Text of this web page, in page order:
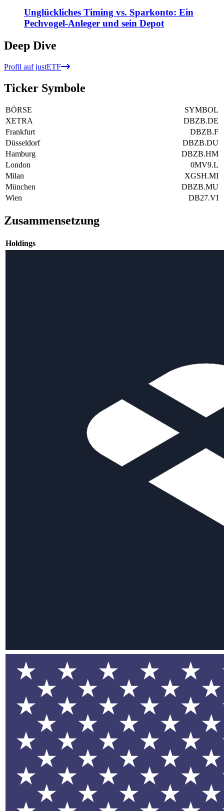
Unglückliches Timing vs. Sparkonto: Ein
Pechvogel-Anleger und sein Depot
Deep Dive
Profil auf justETF
Ticker Symbole
BÖRSE
SYMBOL
XETRA
DBZB.DE
Frankfurt
DBZB.F
Düsseldorf
DBZB.DU
Hamburg
DBZB.HM
London
0MV9.L
Milan
XGSH.MI
München
DBZB.MU
Wien
DB27.VI
Zusammensetzung
Holdings